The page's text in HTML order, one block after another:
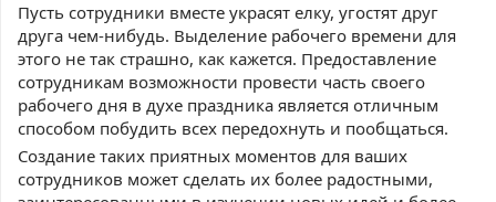
Пусть сотрудники вместе украсят елку, угостят друг
друга чем-нибудь. Выделение рабочего времени для
этого не так страшно, как кажется. Предоставление
сотрудникам возможности провести часть своего
рабочего дня в духе праздника является отличным
способом побудить всех передохнуть и пообщаться.
Создание таких приятных моментов для ваших
сотрудников может сделать их более радостными,